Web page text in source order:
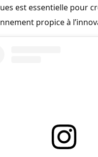
est essentielle pour
propice à